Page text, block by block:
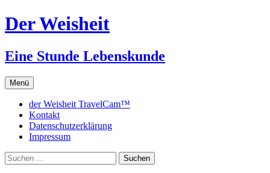
Zum
Inhalt
Der Weisheit
Eine Stunde Lebenskunde
Menü
der Weisheit TravelCam™
Kontakt
Datenschutzerklärung
Impressum
Suchen
nach: